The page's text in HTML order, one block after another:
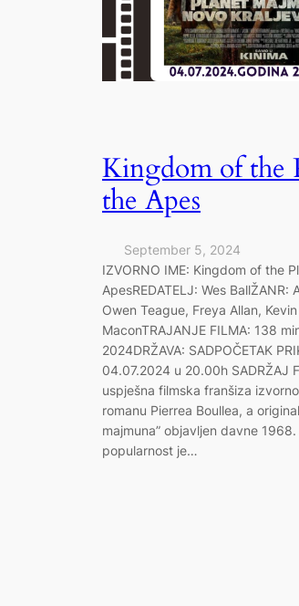
Kingdom of the
the Apes
September 5, 2024
IZVORNO IME: Kingdom of the
ApesREDATELJ: Wes BallŽANR:
Owen Teague, Freya Allan,
MaconTRAJANJE FILMA: 138
2024DRŽAVA: SADPOČETAK
04.07.2024 u 20.00h SADRŽAJ
uspješna filmska franšiza
romanu Pierrea Boullea, a
majmuna” objavljen davne
popularnost je…